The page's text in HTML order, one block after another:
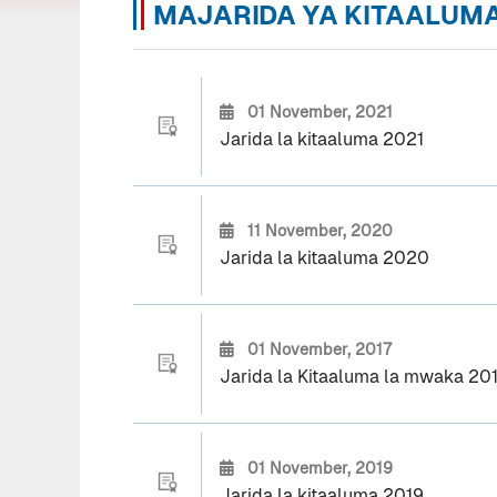
MAJARIDA YA
01 November, 2021
Jarida la kitaaluma 2021
11 November, 2020
Jarida la kitaaluma 2020
01 November, 2017
Jarida la Kitaaluma la mwaka
01 November, 2019